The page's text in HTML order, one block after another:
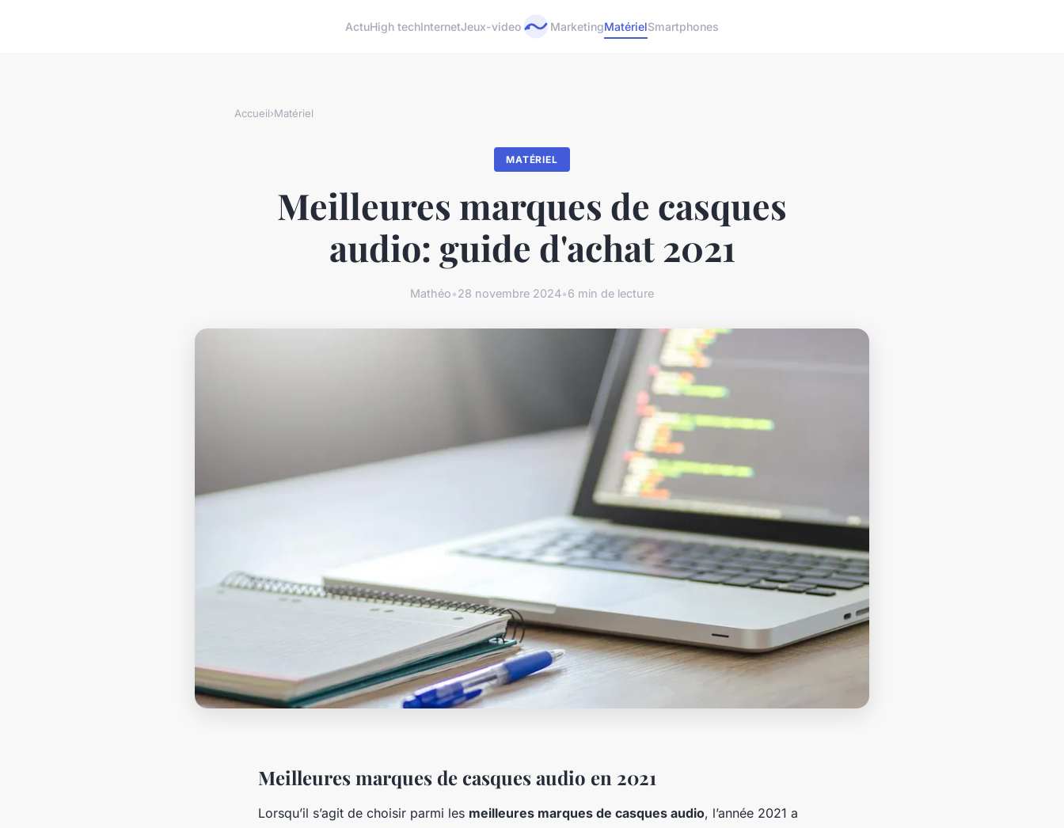
ActuHigh techInternetJeux-video MarketingMatérielSmartphones
Accueil›Matériel
MATÉRIEL
Meilleures marques de casques
audio: guide d'achat 2021
Mathéo•28 novembre 2024•6 min de lecture
Meilleures marques de casques audio en 2021
Lorsqu’il s’agit de choisir parmi les meilleures marques de casques audio, l’année 2021 a